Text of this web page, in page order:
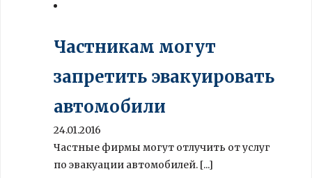
Частникам могут
запретить эвакуировать
автомобили
24.01.2016
Частные фирмы могут отлучить от услуг
по эвакуации автомобилей. [...]